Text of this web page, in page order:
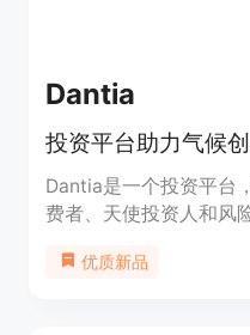
Dantia
投资平台助力气候
Dantia是一个投资平台
费者、天使投资人和风
并定义市场策略。投资
优质新品